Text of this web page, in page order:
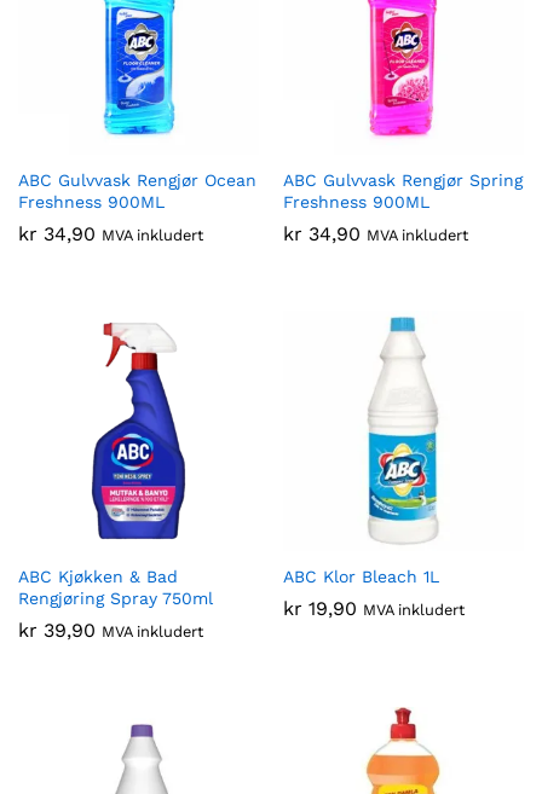
ABC Gulvvask Rengjør Ocean
Freshness 900ML
kr 34,90 MVA inkludert
ABC Gulvvask Rengjør Spring
Freshness 900ML
kr 34,90 MVA inkludert
ABC Kjøkken & Bad
Rengjøring Spray 750ml
kr 39,90 MVA inkludert
ABC Klor Bleach 1L
kr 19,90 MVA inkludert